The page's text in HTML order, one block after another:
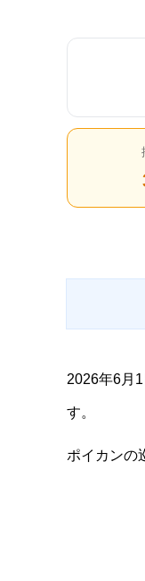
2026年6月1
す。
ポイカンの